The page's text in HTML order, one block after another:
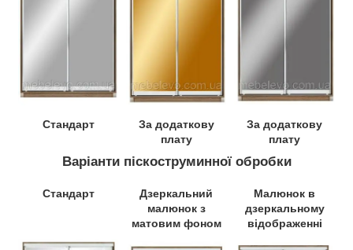
Стандарт
За додаткову
плату
За додаткову
плату
Варіанти піскоструминної обробки
Стандарт
Дзеркальний
малюнок з
матовим фоном
Малюнок в
дзеркальному
відображенні